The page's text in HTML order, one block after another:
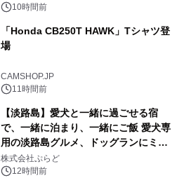
10時間前
「Honda CB250T HAWK」Tシャツ登
場
CAMSHOP.JP
11時間前
【淡路島】愛犬と一緒に過ごせる宿
で、一緒に泊まり、一緒にご飯 愛犬専
用の淡路島グルメ、ドッグランにミニ
プール グランピングとトレーラーハウ
スの2施設で
株式会社ぷらど
12時間前